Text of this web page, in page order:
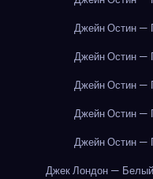
Джейн Остин —
Джейн Остин —
Джейн Остин —
Джейн Остин —
Джейн Остин —
Джек Лондон —